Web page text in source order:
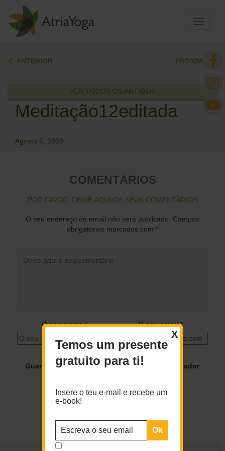
Toggle
ANTERIOR PRÓXIMO
VER TODOS OS ARTIGOS
Meditação12editada
Agosto 5, 2020
COMENTÁRIOS
POR FAVOR, DEIXE AQUI OS SEUS COMENTÁRIOS
O seu endereço de email não será publicado.
Campos
obrigatórios marcados com *
O seu nome * O seu email *
Guardar o meu nome, email e site neste navegador
Temos um presente
gratuito para ti!
Insere o teu e-mail e recebe um
e-book!
X